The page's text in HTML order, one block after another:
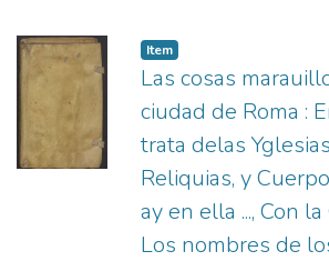
Item
Las cosas
ciudad de Roma :
trata delas
Reliquias, y
ay en ella ..., Con la
Los nombres de